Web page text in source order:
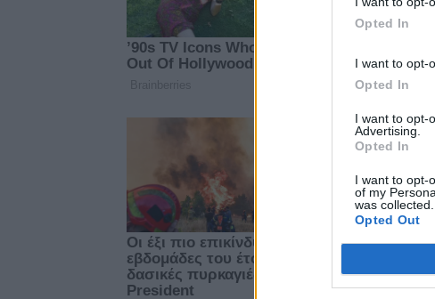
Opted In
I want to opt-
Opted In
I want to opt-
Advertising.
Opted In
I want to opt-
of my
was collected.
Opted Out